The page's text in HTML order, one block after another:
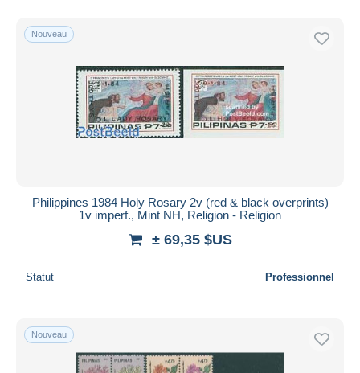
Nouveau
Philippines 1984 Holy Rosary 2v (red & black overprints)
1v imperf., Mint NH, Religion - Religion
± 69,35 $US
Statut Professionnel
Nouveau